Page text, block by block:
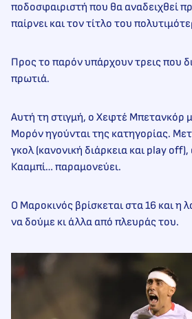
ποδοσφαιριστή που θα αναδειχθεί
παίρνει και τον τίτλο του
Προς το παρόν υπάρχουν τρεις που
πρωτιά.
Αυτή τη στιγμή, ο Χεφτέ Μπετανκόρ
Μορόν ηγούνται της κατηγορίας.
γκολ (κανονική διάρκεια και play
Κααμπί… παραμονεύει.
Ο Μαροκινός βρίσκεται στα 16 και η
να δούμε κι άλλα από πλευράς του.